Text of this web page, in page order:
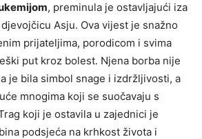
, preminula je ostavljajući iza
Asju. Ova vijest je snažno
prijateljima, porodicom i svima
put kroz bolest. Njena borba nije
je bila simbol snage i izdržljivosti, a
mnogima koji se suočavaju s
koji je ostavila u zajednici je
podsjeća na krhkost života i